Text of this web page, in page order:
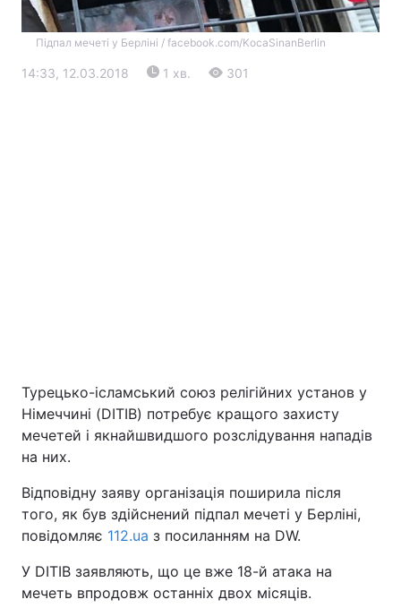
Київ Львів
Дніпро Харків
Спорт Наука
Техно і зв'язок Лайт
Підпал мечеті у Берліні / facebook.com/KocaSinanBerlin
14:33, 12.03.2018 1 хв. 301
Турецько-ісламський союз релігійних установ у
Німеччині (DITIB) потребує кращого захисту
мечетей і якнайшвидшого розслідування нападів
на них.
Відповідну заяву організація поширила після
того, як був здійснений підпал мечеті у Берліні,
повідомляє 112.ua з посиланням на DW.
У DITIB заявляють, що це вже 18-й атака на
мечеть впродовж останніх двох місяців.